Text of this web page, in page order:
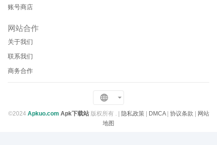
账号商店
网站合作
关于我们
联系我们
商务合作
©2024 Apkuo.com Apk下载站版权所有 . 隐私政策| DMCA| 协议条款
网站
地图